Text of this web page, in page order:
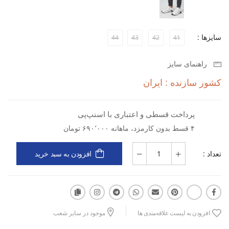
زیره TPU + Rubber با چسبندگی و دوام بالا
مناسب کوهنوردی، طبیعت‌گردی و کمپینگ
با خرید این کفش از فروشگاه اینترنتی اسپورتلند، می‌توانید با استفاده از
شرایط خرید اقساطی کفش کوهنوردی، بدون فشار مالی، خود را برای
مطمئن برای صعود، فرود و پیمایش در دل طبیعت است.
سایزها : 41
42
43
44
راهنمای سایز
کشور سازنده : ایران
پرداخت قسطی و اعتباری با اسنپ‌پی
۴ قسط بدون کارمزد، ماهانه ۶۹۰٬۰۰۰ تومان
تعداد : افزودن به سبد خرید
افزودن به لیست علاقه‌مندی ها موجود در سایر شعب